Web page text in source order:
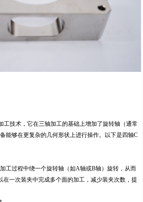
工技术，它在三轴加工的基础上增加了旋转轴（通常
能够在更复杂的几何形状上进行操作。以下是四轴C
工过程中绕一个旋转轴（如A轴或B轴）旋转，从而
在一次装夹中完成多个面的加工，减少装夹次数，提